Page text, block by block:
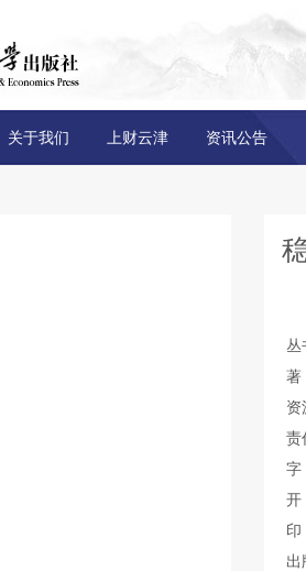
关于我们 上财云津 资讯公告
丛
著
资
责
出